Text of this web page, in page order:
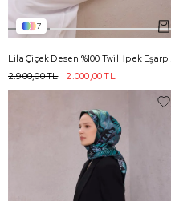
7
2.000,00 TL
2.900,00 TL